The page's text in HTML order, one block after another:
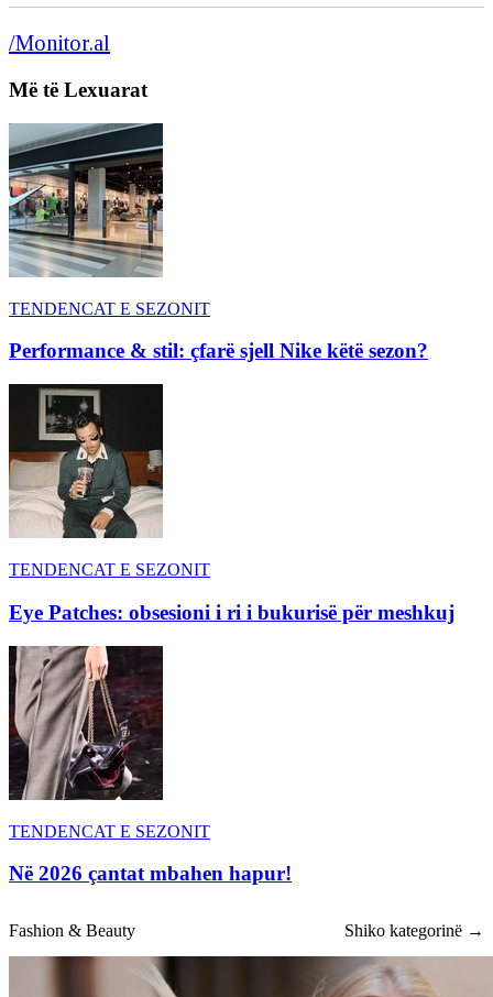
/Monitor.al
Më të Lexuarat
TENDENCAT E SEZONIT
Performance & stil: çfarë sjell Nike këtë sezon?
TENDENCAT E SEZONIT
Eye Patches: obsesioni i ri i bukurisë për meshkuj
TENDENCAT E SEZONIT
Në 2026 çantat mbahen hapur!
Fashion & Beauty Shiko kategorinë →